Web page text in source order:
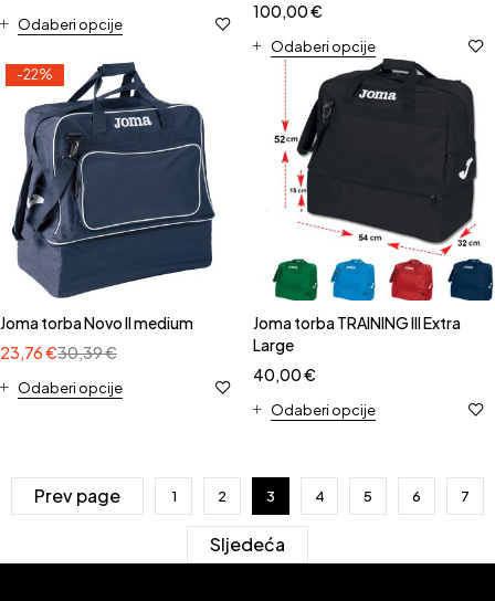
Odaberi opcije
100,00€
Odaberi opcije
-22%
Joma torba Novo II medium
30,39€
23,76€
Odaberi opcije
Joma torba TRAINING III Extra
Large
40,00€
Odaberi opcije
Prev page 1 2 3 4 5 6 7
Sljedeća